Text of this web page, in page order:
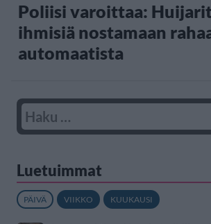
Poliisi varoittaa:
ihmisiä nostamaan
automaatista
Luetuimmat
PÄIVÄ VIIKKO KUUKAUSI